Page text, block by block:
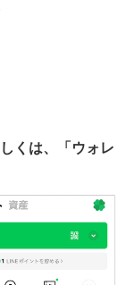
くは、「ウォレ